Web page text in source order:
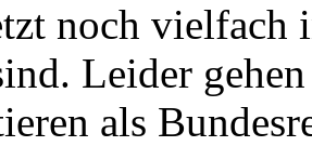
noch vielfach
Leider
als